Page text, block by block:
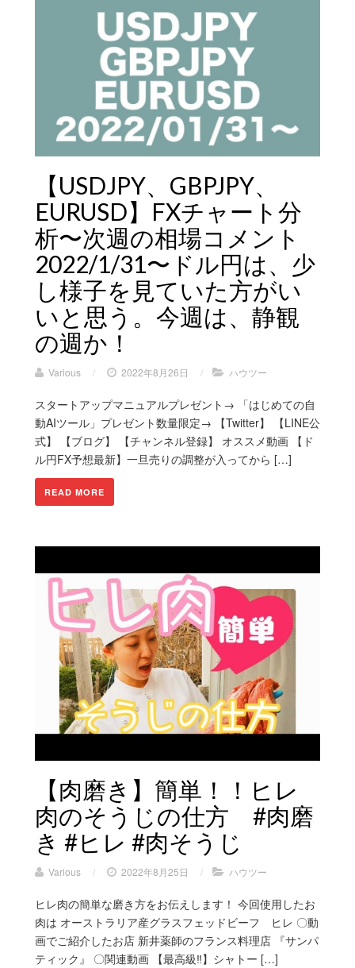
【USDJPY、GBPJPY、
EURUSD】FXチャート分
析〜次週の相場コメント
2022/1/31〜ドル円は、少
し様子を見ていた方がい
いと思う。今週は、静観
の週か！
Various / 2022年8月26日 / ハウツー
スタートアップマニュアルプレゼント→ 「はじめての自
動AIツール」プレゼント数量限定→ 【Twitter】 【LINE公
式】 【ブログ】 【チャンネル登録】 オススメ動画 【ド
ル円FX予想最新】一旦売りの調整が入ってから […]
READ MORE
【肉磨き】簡単！！ヒレ
肉のそうじの仕方 #肉磨
き #ヒレ #肉そうじ
Various / 2022年8月25日 / ハウツー
ヒレ肉の簡単な磨き方をお伝えします！ 今回使用したお
肉は オーストラリア産グラスフェッドビーフ ヒレ 〇動
画でご紹介したお店 新井薬師のフランス料理店 『サンパ
ティック』 〇関連動画 【最高級‼︎】シャトー […]